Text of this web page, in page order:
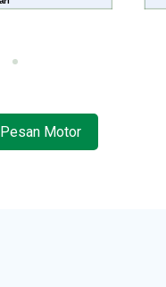
Pesan Motor